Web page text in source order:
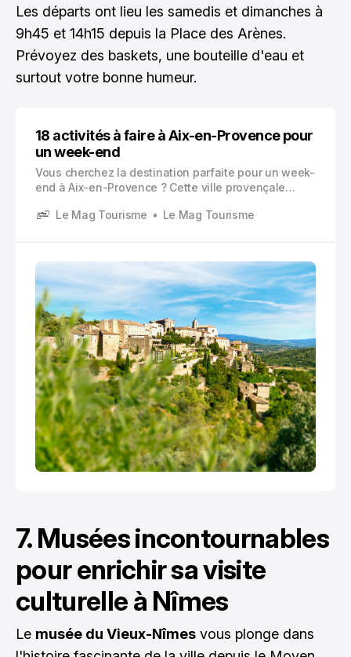
Les départs ont lieu les samedis et dimanches à
9h45 et 14h15 depuis la Place des Arènes.
Prévoyez des baskets, une bouteille d'eau et
surtout votre bonne humeur.
18 activités à faire à Aix-en-Provence pour
un week-end
Vous cherchez la destination parfaite pour un week-
end à Aix-en-Provence ? Cette ville provençale
son charme méditerranéen, son patrimoine
légendaire.
Le Mag Tourisme Le Mag Tourisme
7. Musées incontournables
pour enrichir sa visite
culturelle à Nîmes
Le musée du Vieux-Nîmes vous plonge dans